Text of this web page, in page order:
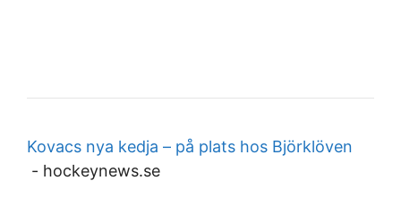
Kovacs nya kedja – på plats hos Björklöven
- hockeynews.se